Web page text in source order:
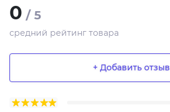
0 / 5
средний рейтинг товара
+ Добавить отзыв